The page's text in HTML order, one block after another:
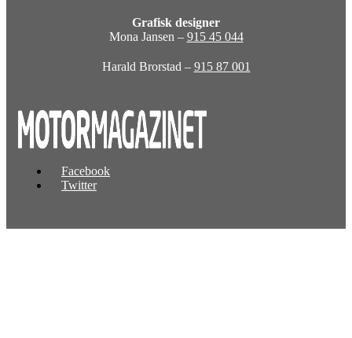
Grafisk designer
Mona Jansen – 915 45 044
Harald Brorstad – 915 87 001
Facebook
Twitter